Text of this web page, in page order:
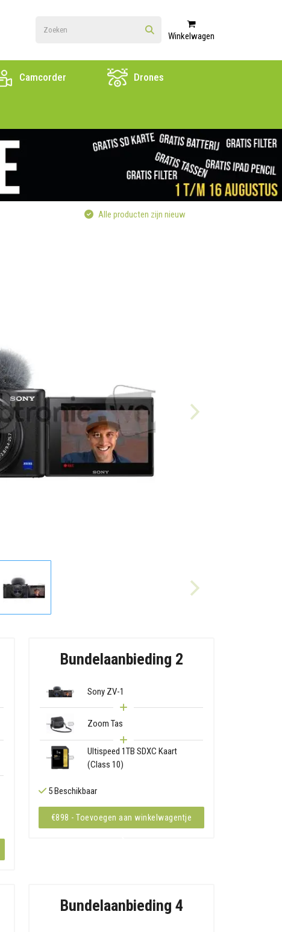
Winkelwagen
Camcorder Drones
Alle producten zijn nieuw
Bundelaanbieding 2
Sony ZV-1
Zoom Tas
Ultispeed 1TB SDXC Kaart
(Class 10)
5 Beschikbaar
€898 - Toevoegen aan winkelwagentje
Bundelaanbieding 4